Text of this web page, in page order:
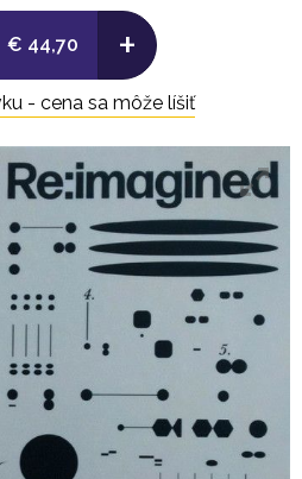
€ 44,70 +
- cena sa môže líšiť